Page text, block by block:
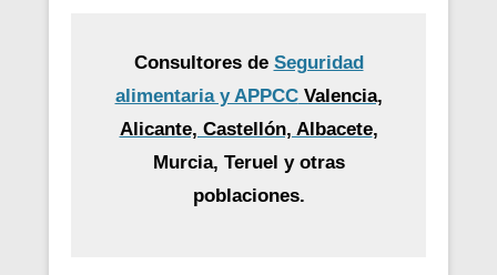
Consultores de Seguridad
alimentaria y APPCCValencia,
Alicante, Castellón, Albacete,
Murcia, Teruel y otras
poblaciones.